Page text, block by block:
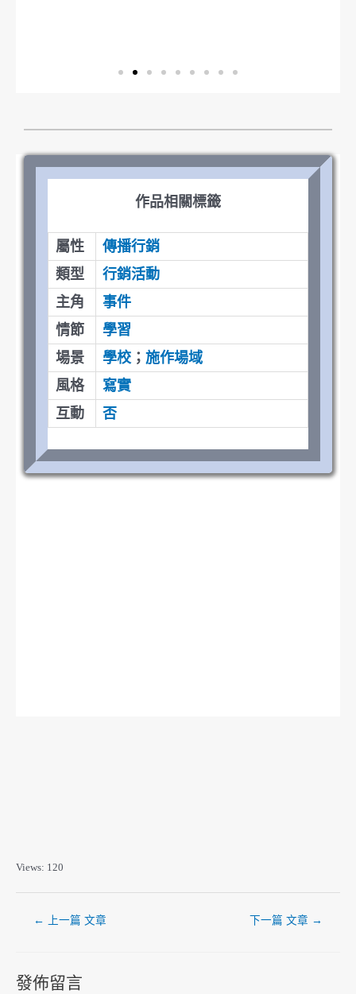
作品相關標籤
屬性
傳播行銷
類型
行銷活動
主角
事件
情節
學習
場景
學校； 施作場域
風格
寫實
互動
否
Views: 120
← 上一篇 文章 下一篇 文章 →
發佈留言